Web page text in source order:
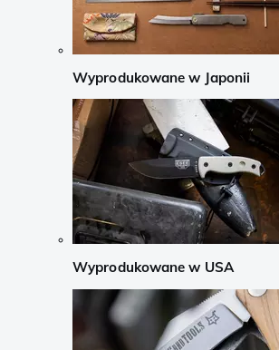
Wyprodukowane w Japonii
Wyprodukowane w USA